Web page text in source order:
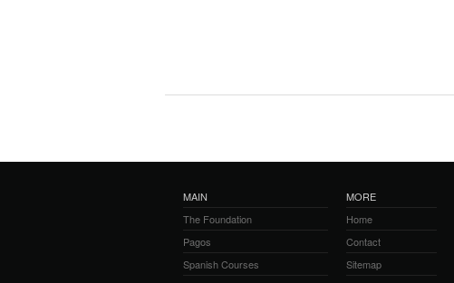
MAIN
The Foundation
Pagos
Spanish Courses
MORE
Home
Contact
Sitemap